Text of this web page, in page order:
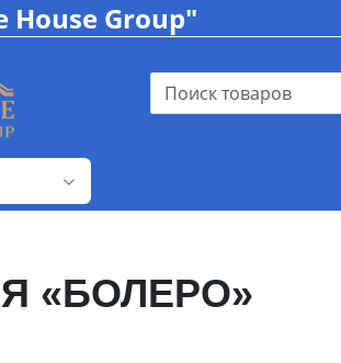
House Group"
«БОЛЕРО»